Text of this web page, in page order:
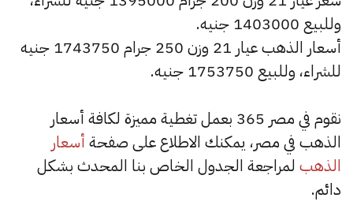
وللبيع 1403000 جنيه.
أسعار الذهب عيار 21 وزن 250 جرام 1743750 جنيه
للشراء، وللبيع 1753750 جنيه.
نقوم في مصر 365 بعمل تغطية مميزة لكافة أسعار
الذهب في مصر، يمكنك الاطلاع على صفحة أسعار
الذهب لمراجعة الجدول الخاص بنا المحدث بشكل
دائم.